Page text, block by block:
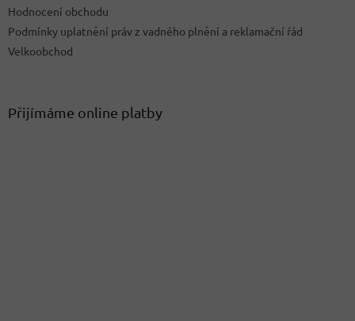
Hodnocení obchodu
Podmínky uplatnění práv z vadného plnění a reklamační řád
Velkoobchod
Přijímáme online platby